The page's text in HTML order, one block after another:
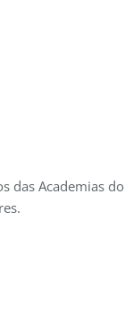
das Academias do